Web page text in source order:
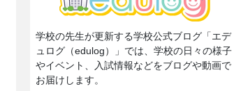
学校の先生が更新する学校公式ブログ「エデ
ュログ（edulog）」では、学校の日々の様子
やイベント、入試情報などをブログや動画で
お届けします。